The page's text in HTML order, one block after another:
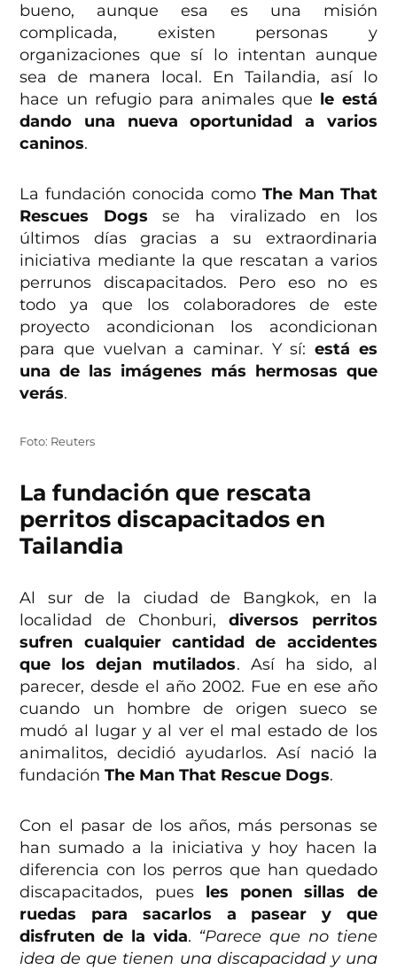
bueno, aunque esa es una misión
complicada, existen personas y
organizaciones que sí lo intentan aunque
sea de manera local. En Tailandia, así lo
hace un refugio para animales que le está
dando una nueva oportunidad a varios
caninos.
La fundación conocida como The Man That
Rescues Dogs se ha viralizado en los
últimos días gracias a su extraordinaria
iniciativa mediante la que rescatan a varios
perrunos discapacitados. Pero eso no es
todo ya que los colaboradores de este
proyecto acondicionan los acondicionan
para que vuelvan a caminar. Y sí: está es
una de las imágenes más hermosas que
verás.
Foto: Reuters
La fundación que rescata
perritos discapacitados en
Tailandia
Al sur de la ciudad de Bangkok, en la
localidad de Chonburi,diversos perritos
sufren cualquier cantidad de accidentes
que los dejan mutilados. Así ha sido, al
parecer, desde el año 2002. Fue en ese año
cuando un hombre de origen sueco se
mudó al lugar y al ver el mal estado de los
animalitos, decidió ayudarlos. Así nació la
fundaciónThe Man That Rescue Dogs.
Con el pasar de los años, más personas se
han sumado a la iniciativa y hoy hacen la
diferencia con los perros que han quedado
discapacitados, puesles ponen sillas de
ruedas para sacarlos a pasear y que
disfruten de la vida. “Parece que no tiene
idea de que tienen una discapacidad y una